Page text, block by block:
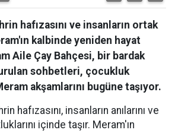
hafızasını ve insanların ortak
kalbinde yeniden hayat
Aile Çay Bahçesi, bir bardak
sohbetleri, çocukluk
akşamlarını bugüne taşıyor.
hafızasını, insanların anılarını ve
içinde taşır. Meram'ın